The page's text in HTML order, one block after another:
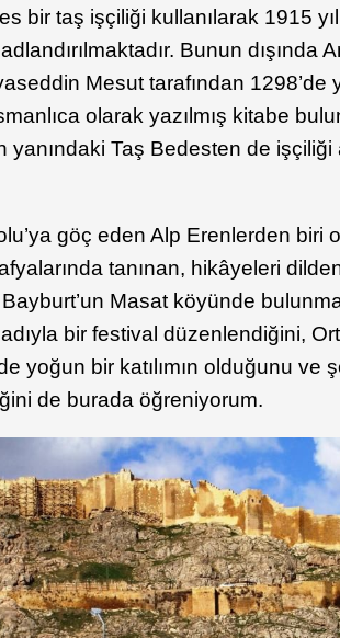
bir taş işçiliği kullanılarak 1915
Bunun dışında
Mesut tarafından 1298’de
olarak yazılmış kitabe
yanındaki Taş Bedesten de işçiliği
göç eden Alp Erenlerden biri
tanınan, hikâyeleri
Masat köyünde
bir festival düzenlendiğini,
yoğun bir katılımın olduğunu ve
de burada öğreniyorum.